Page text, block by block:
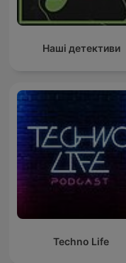
Наші детективи
Techno Life